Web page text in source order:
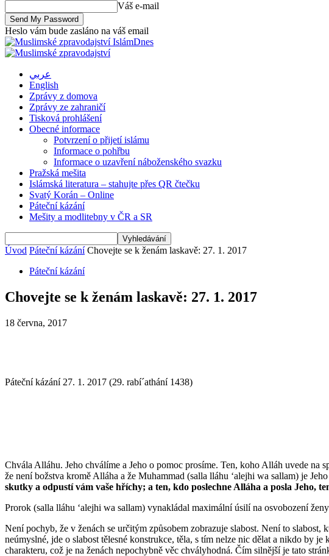
Váš e-mail
Heslo vám bude zasláno na váš email
IslámDnes
عربي
English
Zprávy z domova
Zprávy ze zahraničí
Tisková prohlášení
Obecné informace
Potvrzení o přijetí islámu
Informace o pohřbu
Informace o uzavření náboženského svazku
Pražská mešita
Islámská literatura – stahujte přes QR čtečku
Svatý Korán – Online
Páteční kázání
Mešity a modlitebny v ČR a SR
Úvod Páteční kázání Chovejte se k ženám laskavě: 27. 1. 2017
Páteční kázání
Chovejte se k ženám laskavě: 27. 1. 2017
18 června, 2017
Páteční kázání 27. 1. 2017 (29. rabí´athání 1438)
Chvála Alláhu. Jeho chválíme a Jeho o pomoc prosíme. Ten, koho Alláh uvede na
že není božstva kromě Alláha a že Muhammad (salla lláhu ʻalejhi wa sallam) je
skutky a odpustí vám vaše hříchy; a ten, kdo poslechne Alláha a posla Jeho,
Prorok (salla lláhu ʻalejhi wa sallam) vynakládal maximální úsilí na osvobození
Není pochyb, že v ženách se určitým způsobem zobrazuje slabost. Není to
neúmyslné, jde o slabost tělesné konstrukce, těla, s tím nelze nic dělat a nikdo by
charakteru, což je na ženách nepochybně věc chvályhodná. Čím silnější je tato